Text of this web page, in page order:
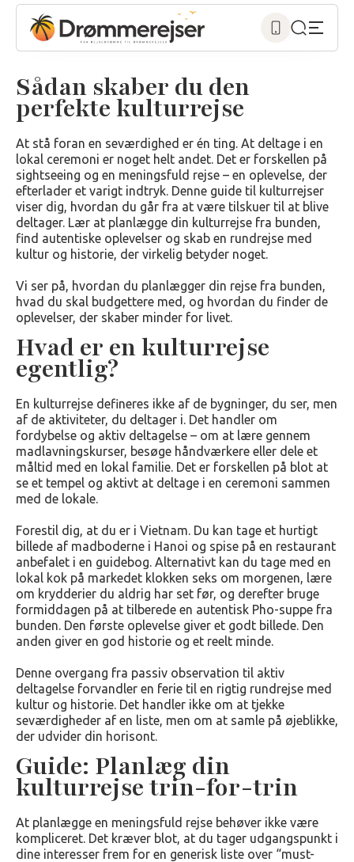
Sådan skaber du den
perfekte kulturrejse
At stå foran en seværdighed er én ting. At deltage i en
lokal ceremoni er noget helt andet. Det er forskellen på
sightseeing og en meningsfuld rejse – en oplevelse, der
efterlader et varigt indtryk. Denne guide til kulturrejser
viser dig, hvordan du går fra at være tilskuer til at blive
deltager. Lær at planlægge din kulturrejse fra bunden,
find autentiske oplevelser og skab en rundrejse med
kultur og historie, der virkelig betyder noget.
Vi ser på, hvordan du planlægger din rejse fra bunden,
hvad du skal budgettere med, og hvordan du finder de
oplevelser, der skaber minder for livet.
Hvad er en kulturrejse
egentlig?
En kulturrejse defineres ikke af de bygninger, du ser, men
af de aktiviteter, du deltager i. Det handler om
fordybelse og aktiv deltagelse – om at lære gennem
madlavningskurser, besøge håndværkere eller dele et
måltid med en lokal familie. Det er forskellen på blot at
se et tempel og aktivt at deltage i en ceremoni sammen
med de lokale.
Forestil dig, at du er i Vietnam. Du kan tage et hurtigt
billede af madboderne i Hanoi og spise på en restaurant
anbefalet i en guidebog. Alternativt kan du tage med en
lokal kok på markedet klokken seks om morgenen, lære
om krydderier du aldrig har set før, og derefter bruge
formiddagen på at tilberede en autentisk Pho-suppe fra
bunden. Den første oplevelse giver et godt billede. Den
anden giver en god historie og et reelt minde.
Denne overgang fra passiv observation til aktiv
deltagelse forvandler en ferie til en rigtig rundrejse med
kultur og historie. Det handler ikke om at tjekke
seværdigheder af en liste, men om at samle på øjeblikke,
der udvider din horisont.
Guide: Planlæg din
kulturrejse trin-for-trin
At planlægge en meningsfuld rejse behøver ikke være
kompliceret. Det kræver blot, at du tager udgangspunkt i
dine interesser frem for en generisk liste over “must-